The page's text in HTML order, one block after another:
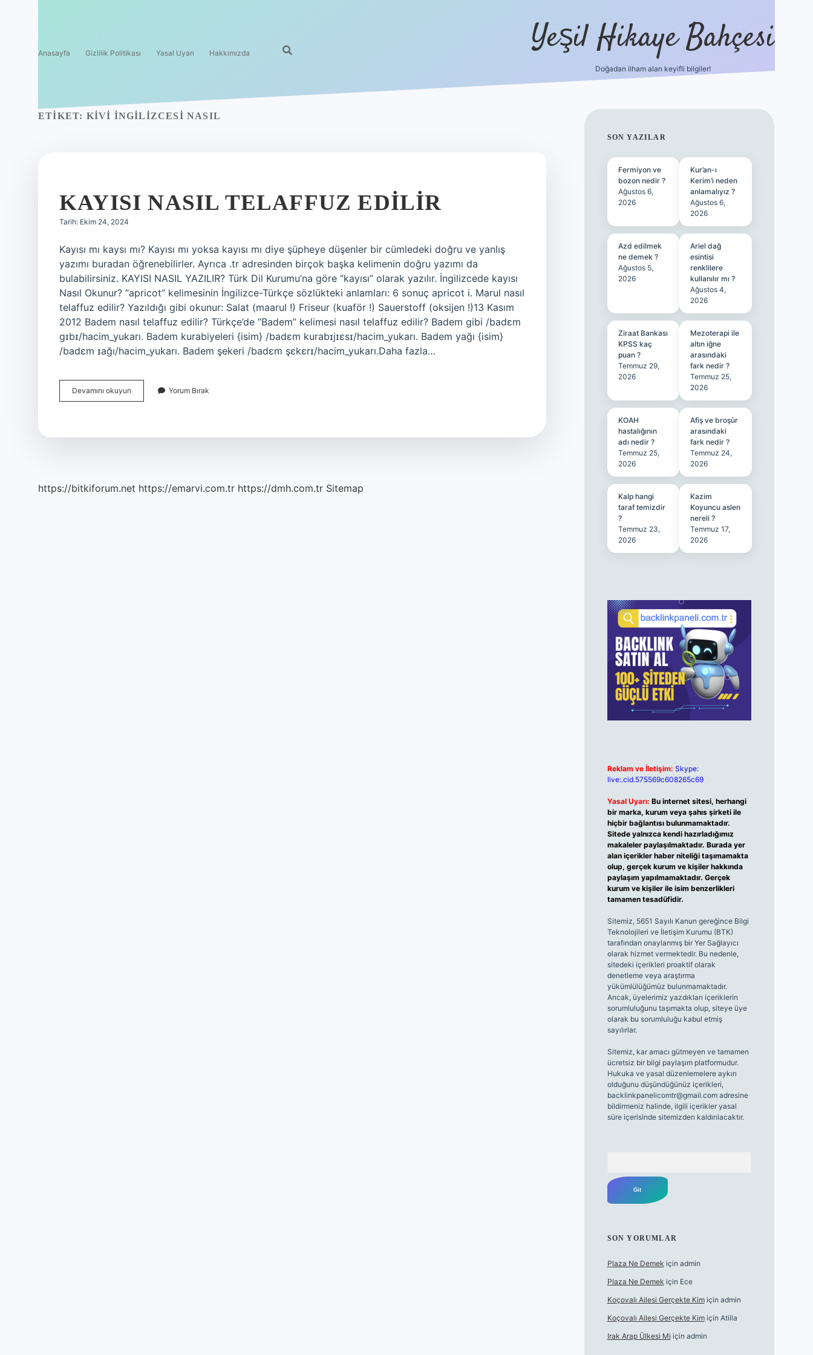
Anasayfa Gizlilik Politikası Yasal Uyarı Hakkımızda Yeşil Hikaye Bahçesi
Doğadan ilham alan keyifli bilgiler!
ETIKET: KIVI INGILIZCESI NASIL
KAYISI NASIL TELAFFUZ EDILIR
Tarih: Ekim 24, 2024
Kayısı mı kaysı mı? Kayısı mı yoksa kayısı mı diye şüpheye düşenler bir cümledeki doğru ve yanlış
yazımı buradan öğrenebilirler. Ayrıca .tr adresinden birçok başka kelimenin doğru yazımı da
bulabilirsiniz. KAYISI NASIL YAZILIR? Türk Dil Kurumu’na göre “kayısı” olarak yazılır. İngilizcede kayısı
Nasıl Okunur? “apricot” kelimesinin İngilizce-Türkçe sözlükteki anlamları: 6 sonuç apricot i. Marul nasıl
telaffuz edilir? Yazıldığı gibi okunur: Salat (maarul !) Friseur (kuaför !) Sauerstoff (oksijen !)13 Kasım
2012 Badem nasıl telaffuz edilir? Türkçe’de “Badem” kelimesi nasıl telaffuz edilir? Badem gibi /badɛm
ɡɪbɪ/hacim_yukarı. Badem kurabiyeleri {isim} /badɛm kurabɪjɪɛsɪ/hacim_yukarı. Badem yağı {isim}
/badɛm ɪağı/hacim_yukarı. Badem şekeri /badɛm şɛkɛrɪ/hacim_yukarı.Daha fazla…
Devamını okuyun
Nasıl
Yorum Bırak
https://bitkiforum.net https://emarvi.com.tr https://dmh.com.tr Sitemap
SIDEBAR
SON YAZILAR
Fermiyon ve
bozon nedir ?
Ağustos 6,
2026
Kur’an-ı
Kerim’i neden
anlamalıyız ?
Ağustos 6,
2026
Azd edilmek
ne demek ?
Ağustos 5,
2026
Ariel dağ
esintisi
renklilere
kullanılır mı ?
Ağustos 4,
2026
Ziraat Bankası
KPSS kaç
puan ?
Temmuz 29,
2026
Mezoterapi ile
altın iğne
arasındaki
fark nedir ?
Temmuz 25,
2026
KOAH
hastalığının
adı nedir ?
Temmuz 25,
2026
Afiş ve broşür
arasındaki
fark nedir ?
Temmuz 24,
2026
Kalp hangi
taraf temizdir
?
Temmuz 23,
2026
Kazim
Koyuncu aslen
nereli ?
Temmuz 17,
2026
Reklam ve İletişim: Skype:
live:.cid.575569c608265c69
Yasal Uyarı: Bu internet sitesi, herhangi
bir marka, kurum veya şahıs şirketi ile
hiçbir bağlantısı bulunmamaktadır.
Sitede yalnızca kendi hazırladığımız
makaleler paylaşılmaktadır. Burada yer
alan içerikler haber niteliği taşımamakta
olup, gerçek kurum ve kişiler hakkında
paylaşım yapılmamaktadır. Gerçek
kurum ve kişiler ile isim benzerlikleri
tamamen tesadüfidir.
Sitemiz, 5651 Sayılı Kanun gereğince Bilgi
Teknolojileri ve İletişim Kurumu (BTK)
tarafından onaylanmış bir Yer Sağlayıcı
olarak hizmet vermektedir. Bu nedenle,
sitedeki içerikleri proaktif olarak
denetleme veya araştırma
yükümlülüğümüz bulunmamaktadır.
Ancak, üyelerimiz yazdıkları içeriklerin
sorumluluğunu taşımakta olup, siteye üye
olarak bu sorumluluğu kabul etmiş
sayılırlar.
Sitemiz, kar amacı gütmeyen ve tamamen
ücretsiz bir bilgi paylaşım platformudur.
Hukuka ve yasal düzenlemelere aykırı
olduğunu düşündüğünüz içerikleri,
backlinkpanelicomtr@gmail.comadresine
bildirmeniz halinde, ilgili içerikler yasal
süre içerisinde sitemizden kaldırılacaktır.
SON YORUMLAR
Plaza Ne Demek için admin
Plaza Ne Demek için Ece
Koçovalı Ailesi Gerçekte Kimiçin admin
Koçovalı Ailesi Gerçekte Kimiçin Atilla
Irak Arap Ülkesi Mi için admin
ilbet güncel giriş adresiilbet